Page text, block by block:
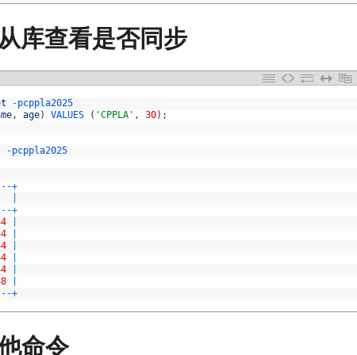
库查看是否同步
-pcppla2025
, age) VALUES ( 'CPPLA' , 30) ;
-pcppla2025
-+
-+
-+
命令